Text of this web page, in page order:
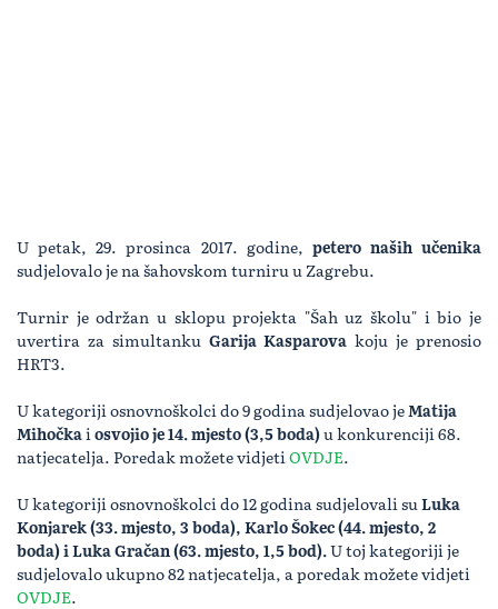
U petak, 29. prosinca 2017. godine, petero naših učenika
sudjelovalo je na šahovskom turniru u Zagrebu.
Turnir je održan u sklopu projekta "Šah uz školu" i bio je
uvertira za simultanku Garija Kasparova koju je prenosio
HRT3.
U kategoriji osnovnoškolci do 9 godina sudjelovao jeMatija
Mihočkaiosvojio je 14. mjesto (3,5 boda)u konkurenciji 68.
natjecatelja. Poredak možete vidjetiOVDJE.
U kategoriji osnovnoškolci do 12 godina sudjelovali suLuka
Konjarek (33. mjesto, 3 boda), Karlo Šokec (44. mjesto, 2
boda) i Luka Gračan (63. mjesto, 1,5 bod).U toj kategoriji je
sudjelovalo ukupno 82 natjecatelja, a poredak možete vidjeti
OVDJE.